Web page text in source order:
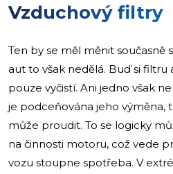
Vzduchový filtry
Ten by se měl měnit současně
aut to však nedělá. Buď si filtru
pouze vyčistí. Ani jedno však
je podceňována jeho výměna,
může proudit. To se logicky
na činnosti motoru, což vede
vozu stoupne spotřeba. V